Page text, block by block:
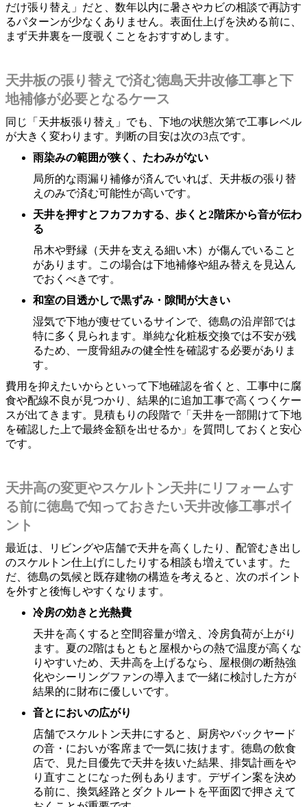
だけ張り替え」だと、数年以内に暑さやカビの相談で再訪す
るパターンが少なくありません。表面仕上げを決める前に、
まず天井裏を一度覗くことをおすすめします。
天井板の張り替えで済む徳島天井改修工事と下
地補修が必要となるケース
同じ「天井板張り替え」でも、下地の状態次第で工事レベル
が大きく変わります。判断の目安は次の3点です。
雨染みの範囲が狭く、たわみがない
局所的な雨漏り補修が済んでいれば、天井板の張り替
えのみで済む可能性が高いです。
天井を押すとフカフカする、歩くと2階床から音が伝わ
る
吊木や野縁（天井を支える細い木）が傷んでいること
があります。この場合は下地補修や組み替えを見込ん
でおくべきです。
和室の目透かしで黒ずみ・隙間が大きい
湿気で下地が痩せているサインで、徳島の沿岸部では
特に多く見られます。単純な化粧板交換では不安が残
るため、一度骨組みの健全性を確認する必要がありま
す。
費用を抑えたいからといって下地確認を省くと、工事中に腐
食や配線不良が見つかり、結果的に追加工事で高くつくケー
スが出てきます。見積もりの段階で「天井を一部開けて下地
を確認した上で最終金額を出せるか」を質問しておくと安心
です。
天井高の変更やスケルトン天井にリフォームす
る前に徳島で知っておきたい天井改修工事ポイ
ント
最近は、リビングや店舗で天井を高くしたり、配管むき出し
のスケルトン仕上げにしたりする相談も増えています。た
だ、徳島の気候と既存建物の構造を考えると、次のポイント
を外すと後悔しやすくなります。
冷房の効きと光熱費
天井を高くすると空間容量が増え、冷房負荷が上がり
ます。夏の2階はもともと屋根からの熱で温度が高くな
りやすいため、天井高を上げるなら、屋根側の断熱強
化やシーリングファンの導入まで一緒に検討した方が
結果的に財布に優しいです。
音とにおいの広がり
店舗でスケルトン天井にすると、厨房やバックヤード
の音・においが客席まで一気に抜けます。徳島の飲食
店で、見た目優先で天井を抜いた結果、排気計画をや
り直すことになった例もあります。デザイン案を決め
る前に、換気経路とダクトルートを平面図で押さえて